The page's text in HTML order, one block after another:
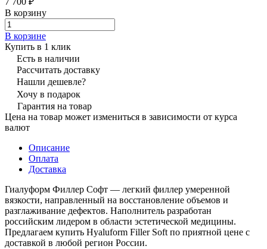
В корзину
В корзине
Купить в 1 клик
Есть в наличии
Рассчитать доставку
Нашли дешевле?
Хочу в подарок
Гарантия на товар
Цена на товар может измениться в зависимости от курса
валют
Описание
Оплата
Доставка
Гиалуформ Филлер Софт — легкий филлер умеренной
вязкости, направленный на восстановление объемов и
разглаживание дефектов. Наполнитель разработан
российским лидером в области эстетической медицины.
Предлагаем купить Hyaluform Filler Soft по приятной цене с
доставкой в любой регион России.